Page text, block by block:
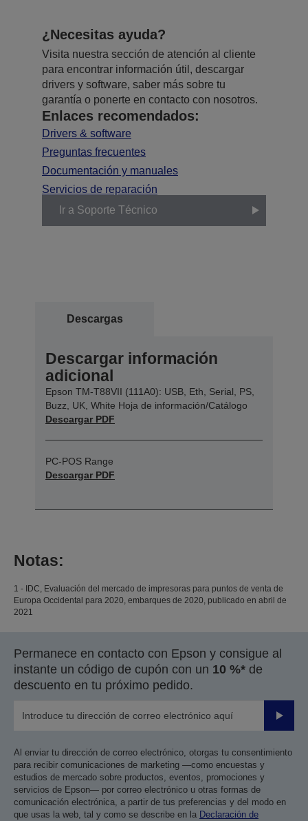
¿Necesitas ayuda?
Visita nuestra sección de atención al cliente
para encontrar información útil, descargar
drivers y software, saber más sobre tu
garantía o ponerte en contacto con nosotros.
Enlaces recomendados:
Drivers & software
Preguntas frecuentes
Documentación y manuales
Servicios de reparación
Ir a Soporte Técnico
Descargas
Descargar información
adicional
Epson TM-T88VII (111A0): USB, Eth, Serial, PS,
Buzz, UK, White Hoja de información/Catálogo
Descargar PDF
PC-POS Range
Descargar PDF
Notas:
1 - IDC, Evaluación del mercado de impresoras para puntos de venta de
Europa Occidental para 2020, embarques de 2020, publicado en abril de
2021
Permanece en contacto con Epson y consigue al
instante un código de cupón con un 10 %* de
descuento en tu próximo pedido.
Enviar
Al enviar tu dirección de correo electrónico, otorgas tu consentimiento
para recibir comunicaciones de marketing —como encuestas y
estudios de mercado sobre productos, eventos, promociones y
servicios de Epson— por correo electrónico u otras formas de
comunicación electrónica, a partir de tus preferencias y del modo en
que usas la web, tal y como se describe en la Declaración de